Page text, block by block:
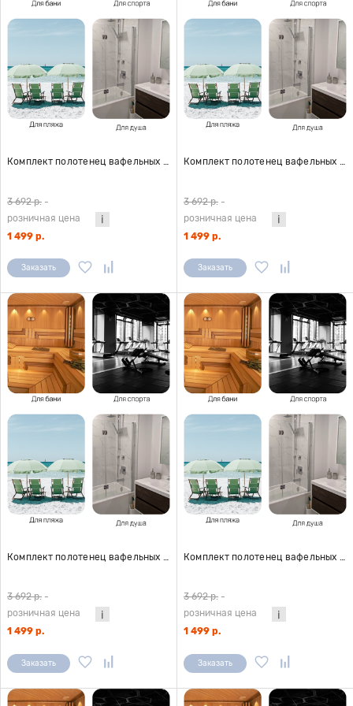
Комплект полотенец вафельных Home One 80х150 (3шт), розовый
3 692 р. -
розничная цена
1 499 р.
Заказать
Комплект полотенец вафельных Home One 80х150 (3шт), белый
3 692 р. -
розничная цена
1 499 р.
Заказать
3 692 р. -
розничная цена
1 499 р.
Заказать
3 692 р. -
розничная цена
1 499 р.
Заказать